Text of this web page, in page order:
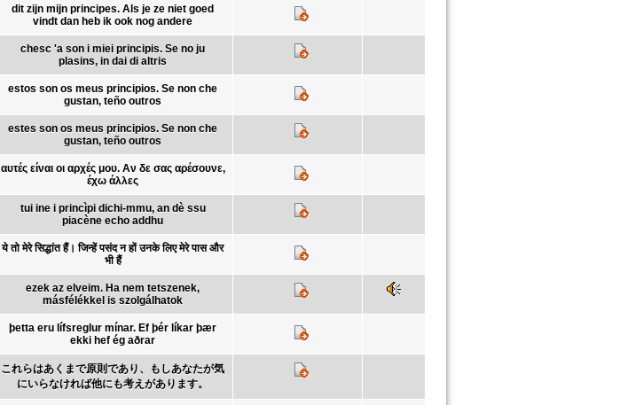
dit zijn mijn principes. Als je ze niet goed
vindt dan heb ik ook nog andere
chesc 'a son i miei principis. Se no ju
plasins, in dai di altris
estos son os meus principios. Se non che
gustan, teño outros
estes son os meus principios. Se non che
gustan, teño outros
αυτές είναι οι αρχές μου. Αν δε σας αρέσουνε,
έχω άλλες
tui ine i princìpi dichi-mmu, an dè ssu
piacène echo addhu
ये तो मेरे सिद्धांत हैं। जिन्हें पसंद न हों उनके लिए मेरे पास और
भी हैं
ezek az elveim. Ha nem tetszenek,
másfélékkel is szolgálhatok
þetta eru lífsreglur mínar. Ef þér líkar þær
ekki hef ég aðrar
これらはあくまで原則であり、もしあなたが気
にいらなければ他にも考えがあります。